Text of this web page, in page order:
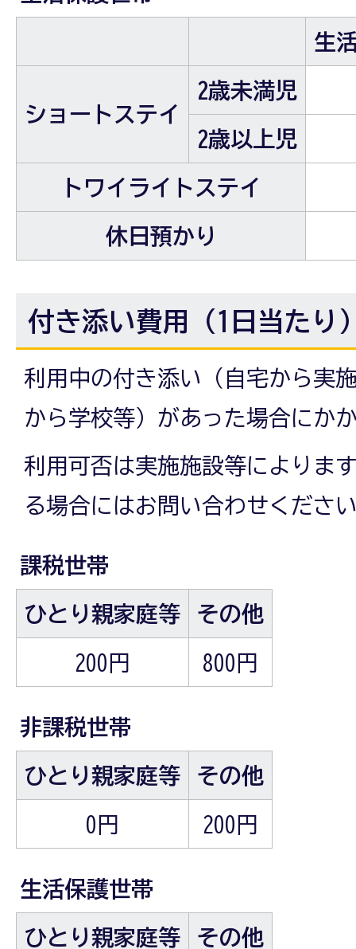
生
ショートステイ
2歳未満児
2歳以上児
トワイライトステイ
休日預かり
付き添い費用（1日当たり
利用中の付き添い（自宅から実
から学校等）があった場合にか
利用可否は実施施設等によりま
る場合にはお問い合わせくださ
課税世帯
ひとり親家庭等 その他
200円 800円
非課税世帯
ひとり親家庭等 その他
0円 200円
生活保護世帯
ひとり親家庭等 その他